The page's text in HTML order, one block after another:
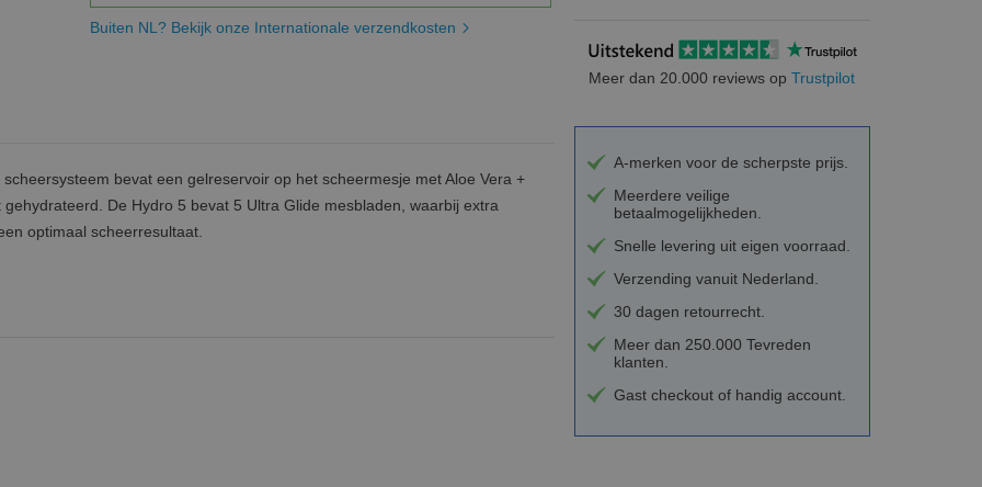
Buiten NL? Bekijk onze Internationale verzendkosten
Meer dan 20.000 reviews opTrustpilot
A-merken voor de scherpste prijs.
Meerdere veilige
betaalmogelijkheden.
Snelle levering uit eigen voorraad.
Verzending vanuit Nederland.
30 dagen retourrecht.
Meer dan 250.000 Tevreden
klanten.
Gast checkout of handig account.
bevat een gelreservoir op het scheermesje met Aloe Vera +
De Hydro 5 bevat 5 Ultra Glide mesbladen, waarbij extra
optimaal scheerresultaat.